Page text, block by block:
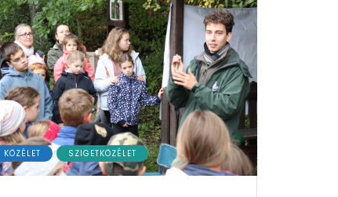
KÖZÉLET SZIGETKÖZÉLET